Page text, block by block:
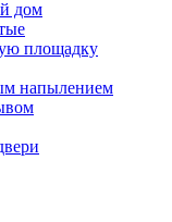
дом
площадку
напылением